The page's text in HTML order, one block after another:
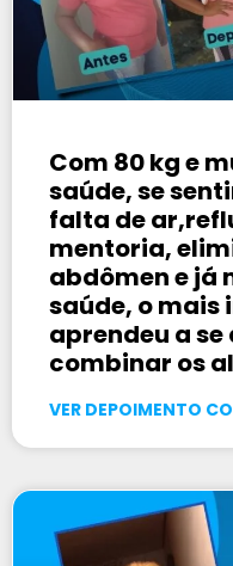
Com 80 kg e
saúde, se
falta de
mentoria,
abdômen e já
saúde, o
aprendeu a
combinar os
VER DEPOIMENTO